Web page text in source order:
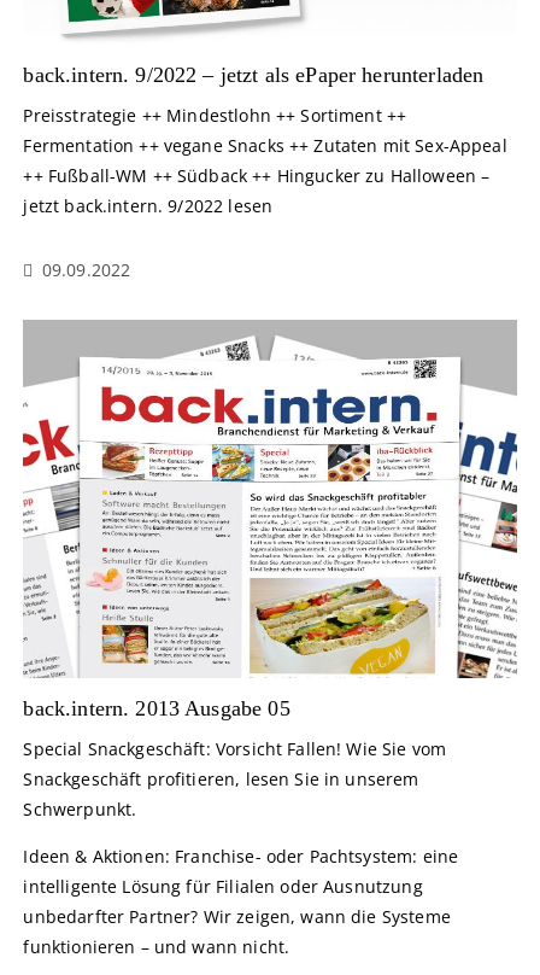
back.intern. 9/2022 – jetzt als ePaper herunterladen
Preisstrategie ++ Mindestlohn ++ Sortiment ++
Fermentation ++ vegane Snacks ++ Zutaten mit Sex-Appeal
++ Fußball-WM ++ Südback ++ Hingucker zu Halloween –
jetzt back.intern. 9/2022 lesen
09.09.2022
back.intern. 2013 Ausgabe 05
Special Snackgeschäft: Vorsicht Fallen! Wie Sie vom
Snackgeschäft profitieren, lesen Sie in unserem
Schwerpunkt.
Ideen & Aktionen: Franchise- oder Pachtsystem: eine
intelligente Lösung für Filialen oder Ausnutzung
unbedarfter Partner? Wir zeigen, wann die Systeme
funktionieren – und wann nicht.